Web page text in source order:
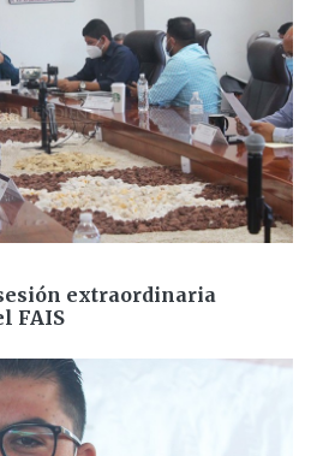
extraordinaria
FAIS